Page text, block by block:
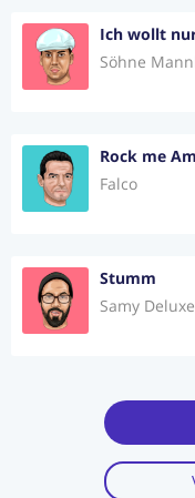
Ich wollt
Söhne
Rock me
Falco
Stumm
Samy Deluxe